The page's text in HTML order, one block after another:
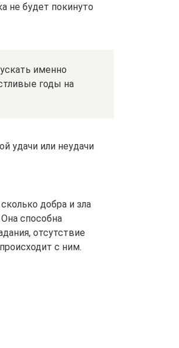
не будет покинуто
именно
годы на
удачи или неудачи
добра и зла
способна
отсутствие
с ним.